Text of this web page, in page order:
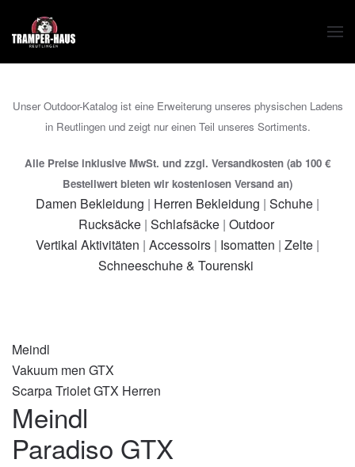
Zum Hauptinhalt springen
Unser Outdoor-Katalog ist eine Erweiterung unseres physischen Ladens
in Reutlingen und zeigt nur einen Teil unseres Sortiments.
Alle Preise inklusive MwSt. und zzgl. Versandkosten (ab 100 €
Bestellwert bieten wir kostenlosen Versand an)
Damen Bekleidung | Herren Bekleidung | Schuhe |
Rucksäcke| Schlafsäcke| Outdoor
Vertikal Aktivitäten | Accessoirs | Isomatten | Zelte |
Schneeschuhe & Tourenski
Meindl
Vakuum men GTX
Scarpa Triolet GTX Herren
Meindl
Paradiso GTX